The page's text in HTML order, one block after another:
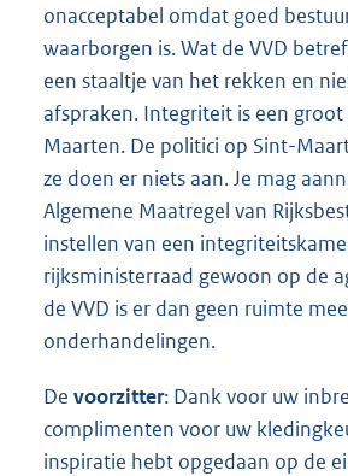
onacceptabel omdat goed
waarborgen is. Wat de VVD
een staaltje van het rekken en
afspraken. Integriteit is een
Maarten. De politici op Sint-
ze doen er niets aan. Je mag
Algemene Maatregel van
instellen van een
rijksministerraad gewoon op de
de VVD is er dan geen ruimte
onderhandelingen.
De voorzitter: Dank voor uw
complimenten voor uw
inspiratie hebt opgedaan op de